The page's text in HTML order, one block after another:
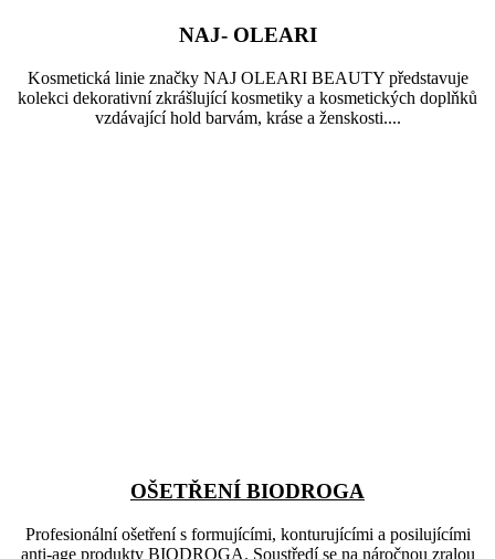
NAJ- OLEARI
Kosmetická linie značky NAJ OLEARI BEAUTY představuje
kolekci dekorativní zkrášlující kosmetiky a kosmetických doplňků
vzdávající hold barvám, kráse a ženskosti....
OŠETŘENÍ BIODROGA
Profesionální ošetření s formujícími, konturujícími a posilujícími
anti-age produkty BIODROGA. Soustředí se na náročnou zralou